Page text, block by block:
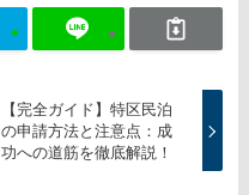
【完全ガイド】特区民泊
の申請方法と注意点：成
功への道筋を徹底解説！